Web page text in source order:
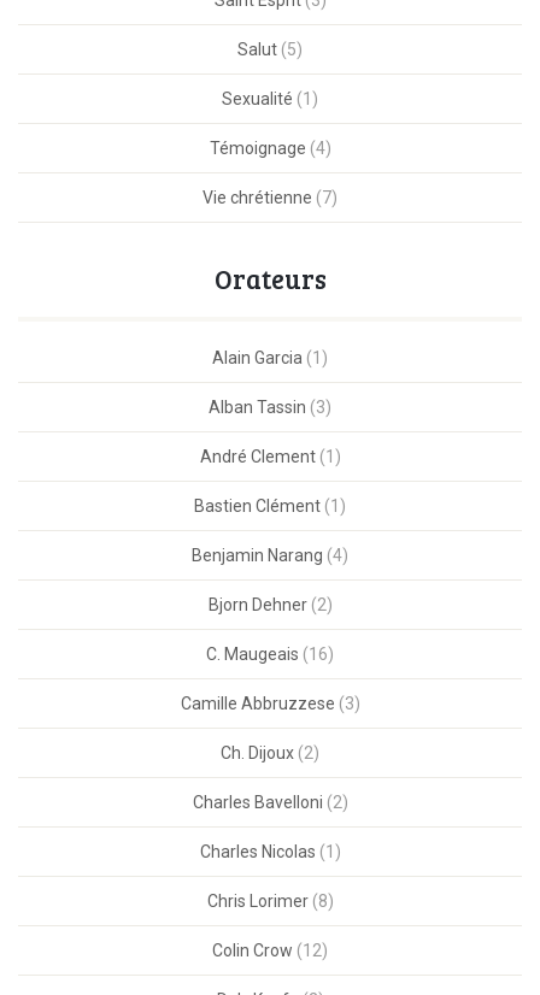
Salut (5)
Sexualité (1)
Témoignage (4)
Vie chrétienne (7)
Orateurs
Alain Garcia (1)
Alban Tassin (3)
André Clement(1)
Bastien Clément (1)
Benjamin Narang (4)
Bjorn Dehner(2)
C. Maugeais (16)
Camille Abbruzzese (3)
Ch. Dijoux (2)
Charles Bavelloni (2)
Charles Nicolas (1)
Chris Lorimer(8)
Colin Crow (12)